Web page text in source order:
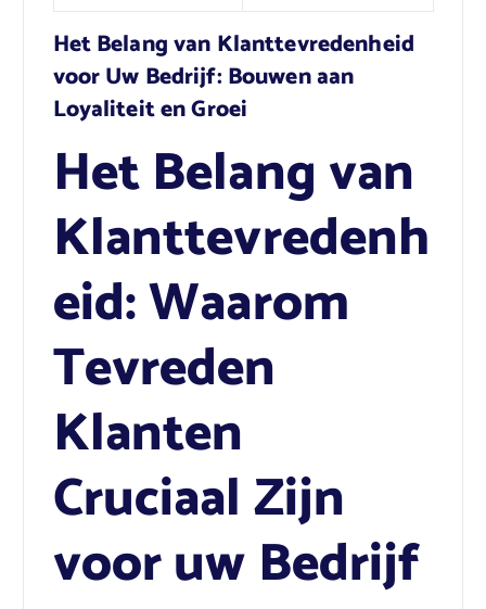
Het Belang van Klanttevredenheid
voor Uw Bedrijf: Bouwen aan
Loyaliteit en Groei
Het Belang van
Klanttevredenh
eid: Waarom
Tevreden
Klanten
Cruciaal Zijn
voor uw Bedrijf